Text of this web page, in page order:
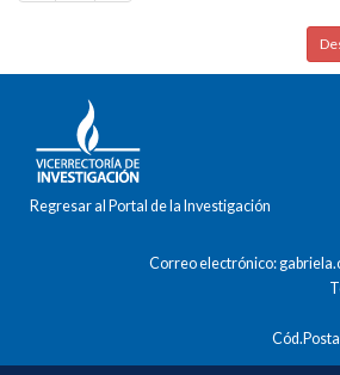
Regresar al Portal de la Investigación
Correo electrónico: